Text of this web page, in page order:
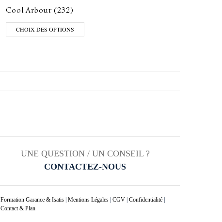
Cool Arbour (232)
CHOIX DES OPTIONS
UNE QUESTION / UN CONSEIL ?
CONTACTEZ-NOUS
Formation Garance & Isatis Mentions Légales CGV Confidentialité
Contact & Plan